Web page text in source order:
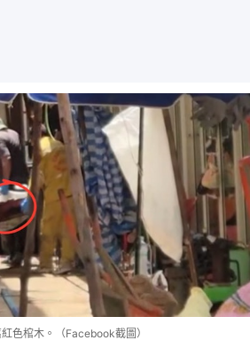
色棺木。（Facebook截圖）